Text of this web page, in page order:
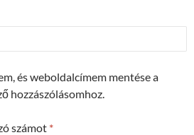
és weboldalcímem mentése a
hozzászólásomhoz.
számot *